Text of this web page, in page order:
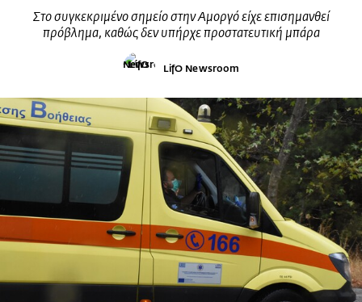
Στο συγκεκριμένο σημείο στην Αμοργό είχε επισημανθεί
πρόβλημα, καθώς δεν υπήρχε προστατευτική μπάρα
LifO Newsroom